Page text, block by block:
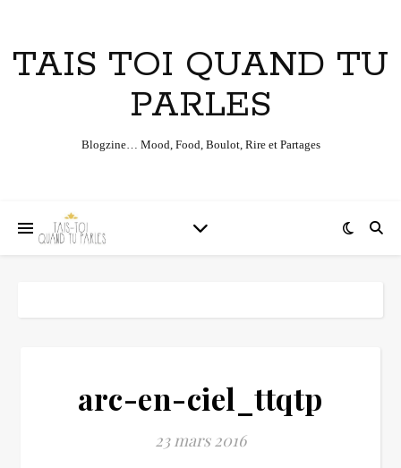
TAIS TOI QUAND TU
PARLES
Blogzine… Mood, Food, Boulot, Rire et Partages
arc-en-ciel_ttqtp
23 mars 2016